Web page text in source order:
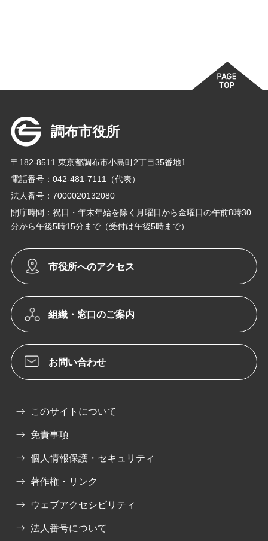
調布市役所
〒182-8511 東京都調布市小島町2丁目35番地1
電話番号：042-481-7111（代表）
法人番号：7000020132080
開庁時間：祝日・年末年始を除く月曜日から金曜日の午前8時30
分から午後5時15分まで（受付は午後5時まで）
市役所へのアクセス
組織・窓口のご案内
お問い合わせ
このサイトについて
免責事項
個人情報保護・セキュリティ
著作権・リンク
ウェブアクセシビリティ
法人番号について